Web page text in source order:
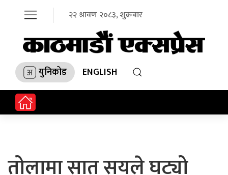
२२ श्रावण २०८३, शुक्रबार
युनिकोड ENGLISH
तोलामा सात सयले घट्यो